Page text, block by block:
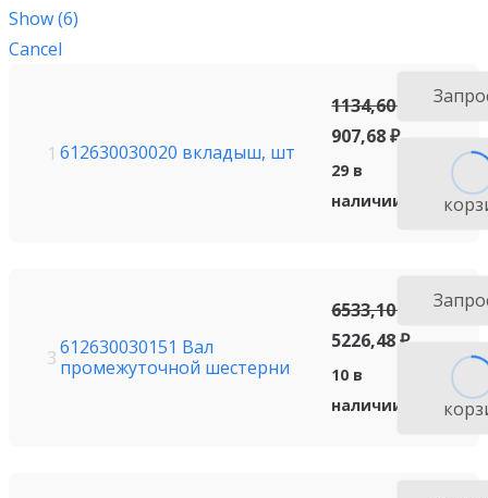
Show(6)
Cancel
1 612630030020 вкладыш, шт
1134,60
907,68₽
29 в
наличии
3612630030151 Вал
промежуточной шестерни
6533,10
5226,48₽
10 в
наличии